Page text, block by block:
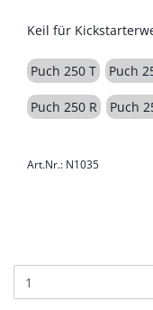
Keil für
Puch 250 T Puch
Puch 250 R Puch
Art.Nr.: N1035